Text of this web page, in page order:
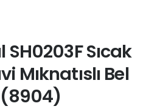
Sıcak
Mıknatıslı Bel